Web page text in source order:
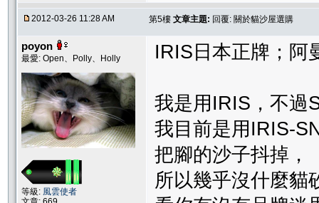
2012-03-26 11:28 AM 第5樓 文章主題: 回覆: 關於貓沙屋選購
poyon
最愛: Open、Polly、Holly
等級: 風雲使者
IRIS日本正牌；阿
我是用IRIS，不過
我目前是用IRIS-
把腳的沙子抖掉，
所以幾乎沒什麼貓